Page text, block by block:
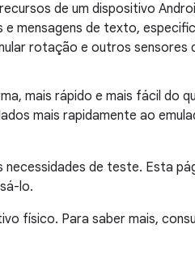
de um dispositivo
mensagens de texto,
rotação e outros sensores
mais rápido e mais fácil do
mais rapidamente ao
de teste. Esta
lo.
físico. Para saber mais,